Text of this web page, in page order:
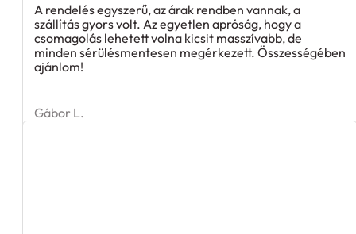
A rendelés egyszerű, az árak rendben vannak, a
szállítás gyors volt. Az egyetlen apróság, hogy a
csomagolás lehetett volna kicsit masszívabb, de
minden sérülésmentesen megérkezett. Összességében
ajánlom!
Gábor L.